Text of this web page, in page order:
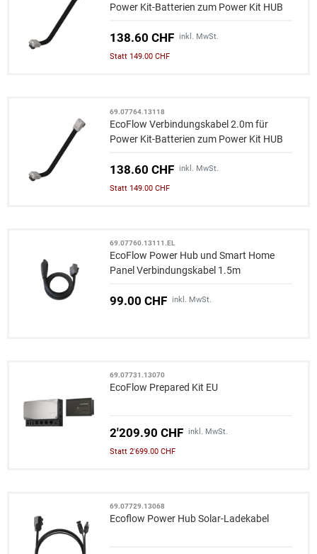
Power Kit-Batterien zum Power Kit HUB
138.60 CHF inkl. MwSt.
Statt 149.00 CHF
69.07764.13118
EcoFlow Verbindungskabel 2.0m für
Power Kit-Batterien zum Power Kit HUB
138.60 CHF inkl. MwSt.
Statt 149.00 CHF
69.07760.13111.EL
EcoFlow Power Hub und Smart Home
Panel Verbindungskabel 1.5m
99.00 CHF inkl. MwSt.
69.07731.13070
EcoFlow Prepared Kit EU
2'209.90 CHF inkl. MwSt.
Statt 2'699.00 CHF
69.07729.13068
Ecoflow Power Hub Solar-Ladekabel